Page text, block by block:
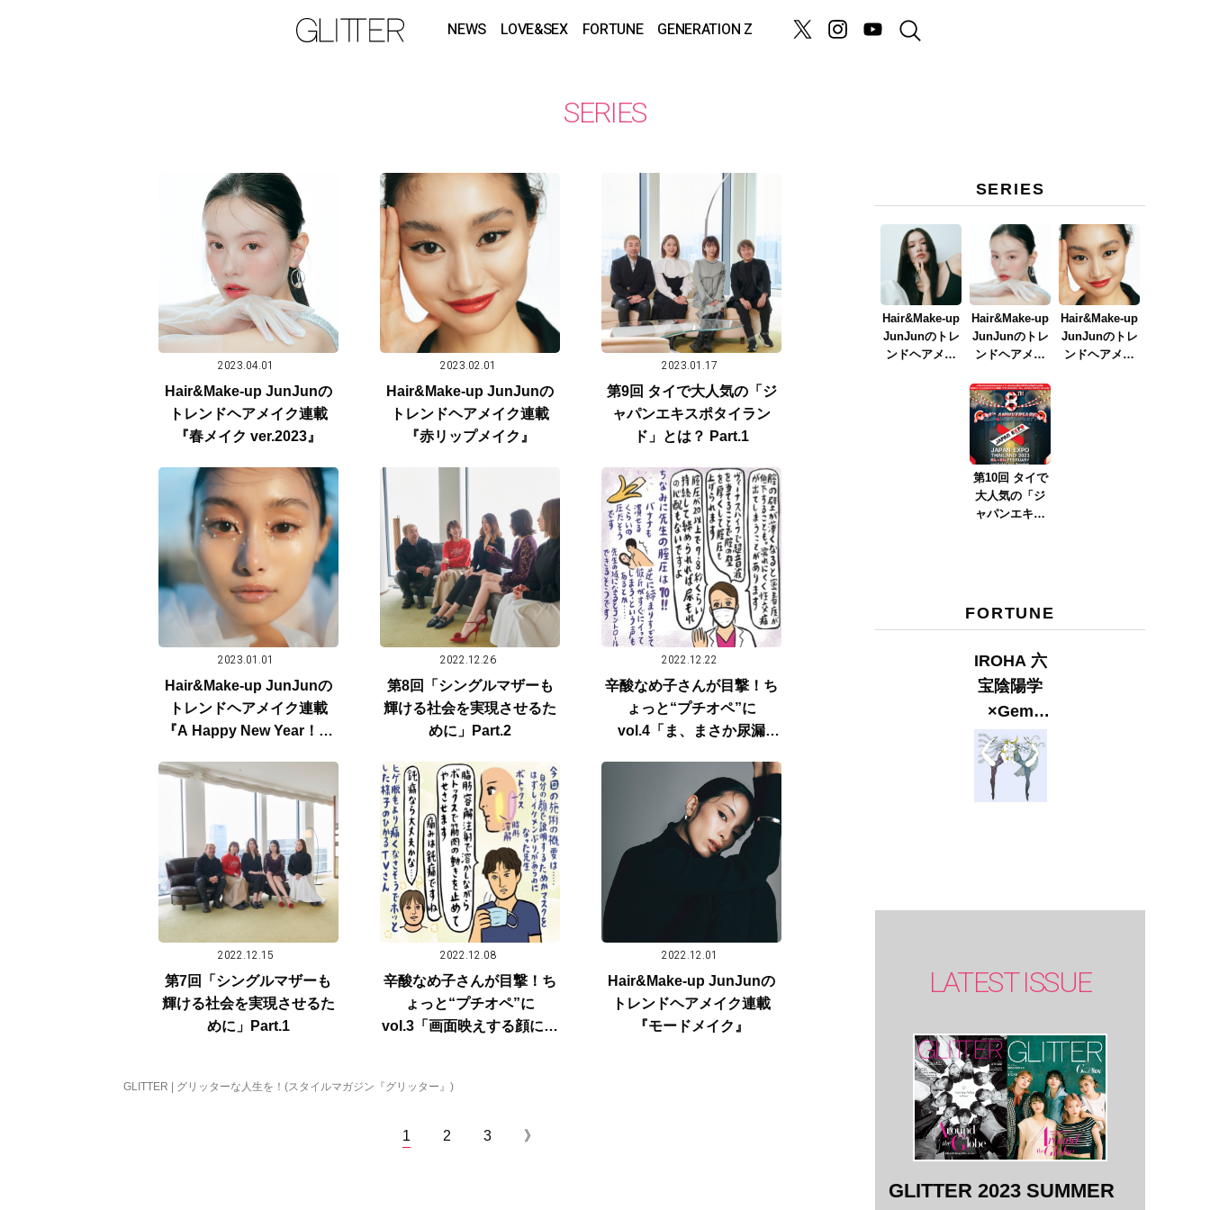
NEWS LOVE&SEX FORTUNE GENERATION Z
SERIES
2023.04.01
Hair&Make-up JunJunの
トレンドヘアメイク連載
『春メイク ver.2023』
2023.02.01
Hair&Make-up JunJunの
トレンドヘアメイク連載
『赤リップメイク』
2023.01.17
第9回 タイで大人気の「ジ
ャパンエキスポタイラン
ド」とは？ Part.1
2023.01.01
Hair&Make-up JunJunの
トレンドヘアメイク連載
『A Happy New Year！メ
2022.12.26
第8回「シングルマザーも
輝ける社会を実現させるた
めに」Part.2
2022.12.22
辛酸なめ子さんが目撃！ち
ょっと“プチオペ”に
vol.4「ま、まさか尿漏
術で羨望の膣圧高めな女
に！？」
2022.12.15
第7回「シングルマザーも
輝ける社会を実現させるた
めに」Part.1
2022.12.08
辛酸なめ子さんが目撃！ち
ょっと“プチオペ”に
vol.3「画面映えする顔にな
2022.12.01
Hair&Make-up JunJunの
トレンドヘアメイク連載
『モードメイク』
GLITTER | グリッターな人生を！(スタイルマガジン『グリッター』)
1 2 3 》
SERIES
Hair&Make-up
JunJunのトレ
ンドヘアメイ
Hair&Make-up
JunJunのトレ
ンドヘアメイ
イク
ver.2023』
Hair&Make-up
JunJunのトレ
ンドヘアメイ
第10回 タイで
大人気の「ジ
ャパンエキス
FORTUNE
IROHA 六
宝陰陽学
×Gem
Muse
【GLITTER
2023
LATEST ISSUE
GLITTER 2023 SUMMER